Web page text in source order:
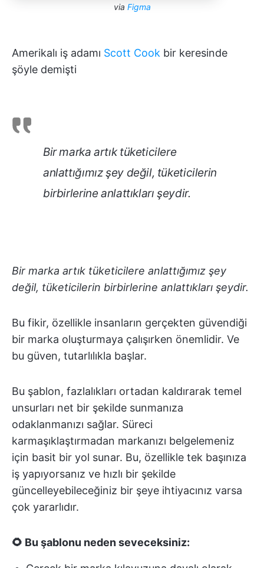
via Figma
Amerikalı iş adamı Scott Cook bir keresinde
şöyle demişti
Bir marka artık tüketicilere
anlattığımız şey değil, tüketicilerin
birbirlerine anlattıkları şeydir.
Bir marka artık tüketicilere anlattığımız şey
değil, tüketicilerin birbirlerine anlattıkları şeydir.
Bu fikir, özellikle insanların gerçekten güvendiği
bir marka oluşturmaya çalışırken önemlidir. Ve
bu güven, tutarlılıkla başlar.
Bu şablon, fazlalıkları ortadan kaldırarak temel
unsurları net bir şekilde sunmanıza
odaklanmanızı sağlar. Süreci
karmaşıklaştırmadan markanızı belgelemeniz
için basit bir yol sunar. Bu, özellikle tek başınıza
iş yapıyorsanız ve hızlı bir şekilde
güncelleyebileceğiniz bir şeye ihtiyacınız varsa
çok yararlıdır.
🌻 Bu şablonu neden seveceksiniz: